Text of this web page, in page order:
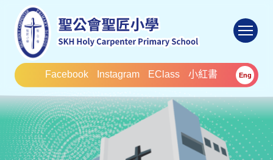
Facebook Instagram EClass 小紅書 Eng